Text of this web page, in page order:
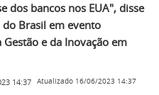
dos bancos nos EUA", disse
Brasil em evento
e da Inovação em
14:37 Atualizado 16/06/2023 14:37